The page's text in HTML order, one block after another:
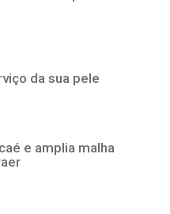
da sua pele
e amplia malha